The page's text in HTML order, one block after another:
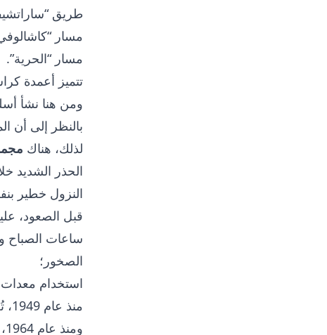
طريق
مسار
مسار “الحرية”.
تتميز أعمدة
ومن هنا نشأ
بالنظر إلى أن
لذلك، هناك
الحذر الشديد
النزول خطير
قبل الصعود،
ساعات الصباح
الصخور؛
استخدام معدات
منذ عام 1949، تُعقد مسابقات تسلق الصخور في كراسنويارسك.
ومنذ عام 1964، تُنظم مسابقات